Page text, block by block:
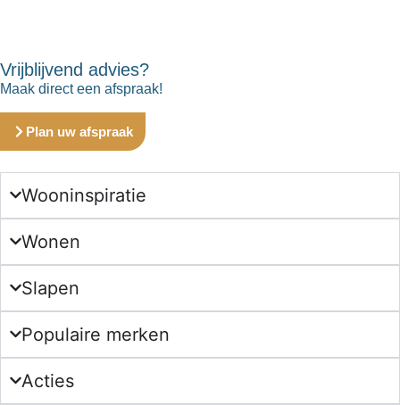
Vrijblijvend advies?
Maak direct een afspraak!
Plan uw afspraak
Wooninspiratie
Wonen
Slapen
Populaire merken
Acties